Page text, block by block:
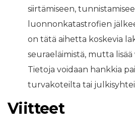
siirtämiseen,
luonnonkatastrofien
on tätä aihetta koskevia
seuraeläimistä, mutta
Tietoja voidaan hankkia
turvakoteilta tai
Viitteet